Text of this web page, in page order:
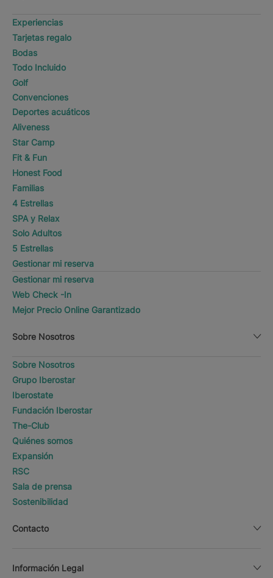
Experiencias
Tarjetas regalo
Bodas
Todo Incluido
Golf
Convenciones
Deportes acuáticos
Aliveness
Star Camp
Fit & Fun
Honest Food
Familias
4 Estrellas
SPA y Relax
Solo Adultos
5 Estrellas
Gestionar mi reserva
Gestionar mi reserva
Web Check -In
Mejor Precio Online Garantizado
Sobre Nosotros
Sobre Nosotros
Grupo Iberostar
Iberostate
Fundación Iberostar
The-Club
Quiénes somos
Expansión
RSC
Sala de prensa
Sostenibilidad
Contacto
Información Legal